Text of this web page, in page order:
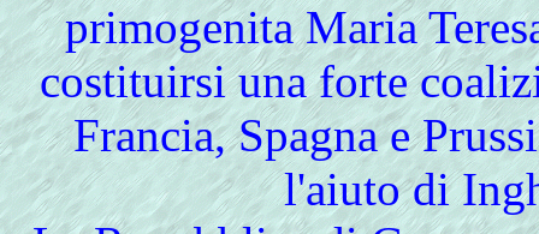
primogenita Maria
costituirsi una forte
Francia, Spagna e
l'aiuto di